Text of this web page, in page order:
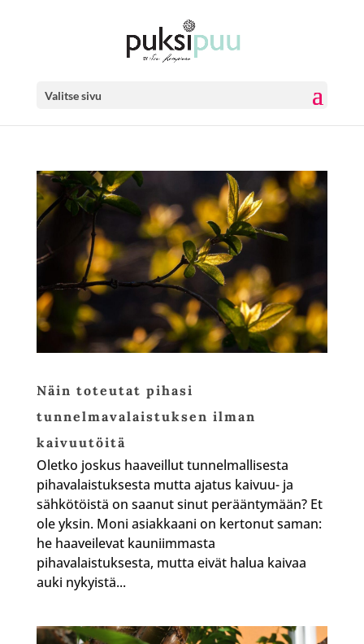
Valitse sivu
Näin toteutat pihasi
tunnelmavalaistuksen ilman
kaivuutöitä
Oletko joskus haaveillut tunnelmallisesta
pihavalaistuksesta mutta ajatus kaivuu- ja
sähkötöistä on saanut sinut perääntymään? Et
ole yksin. Moni asiakkaani on kertonut saman:
he haaveilevat kauniimmasta
pihavalaistuksesta, mutta eivät halua kaivaa
auki nykyistä...